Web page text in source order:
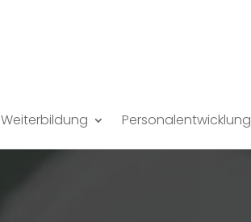
Weiterbildung Personalentwicklung